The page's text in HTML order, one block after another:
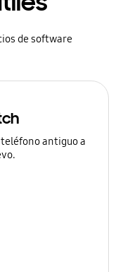
de software
antiguo a